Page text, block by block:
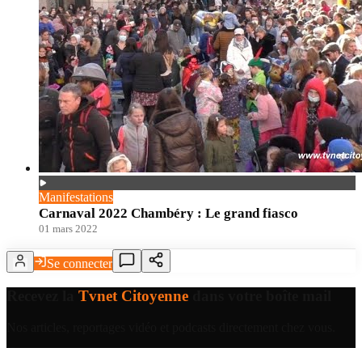
Manifestations
Carnaval 2022 Chambéry : Le grand fiasco
01 mars 2022
Se connecter
Tvnet Citoyenne